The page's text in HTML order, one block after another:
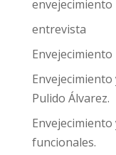
envejecimiento
entrevista
Envejecimiento
Envejecimiento
Pulido Álvarez.
funcionales.